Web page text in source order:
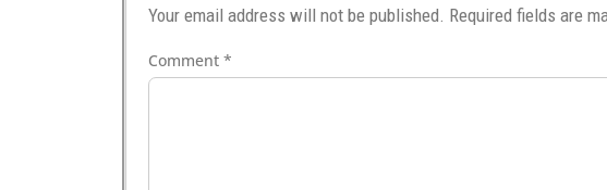
Your email address will not be published. Required fields are
Comment *